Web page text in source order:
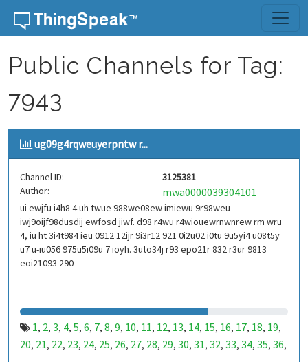
Skip to content
Public Channels for Tag:
7943
ug09g4rqweuyerpntw r...
Channel ID:
3125381
Author:
mwa0000039304101
ui ewjfu i4h8 4 uh twue 988we08ew imiewu 9r98weu
iwj9oijf98dusdij ewfosd jiwf. d98 r4wu r4wiouewrnwnrew rm wru
4, iu ht 3i4t984 ieu 0912 12ijr 9i3r12 921 0i2u02 i0tu 9u5yi4 u08t5y
u7 u-iu056 975u5i09u 7 ioyh. 3uto34j r93 epo21r 832 r3ur 9813
eoi21093 290
1, 2, 3, 4, 5, 6, 7, 8, 9, 10, 11, 12, 13, 14, 15, 16, 17, 18, 19,
20, 21, 22, 23, 24, 25, 26, 27, 28, 29, 30, 31, 32, 33, 34, 35, 36,